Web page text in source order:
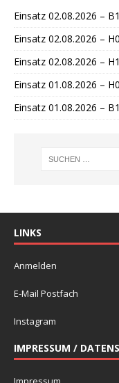
sEinsatz 02.08.2026 –
Einsatz 02.08.2026 –
Einsatz 02.08.2026 –
Einsatz 01.08.2026 –
Einsatz 01.08.2026 –
LINKS
Anmelden
E-Mail Postfach
Instagram
IMPRESSUM /